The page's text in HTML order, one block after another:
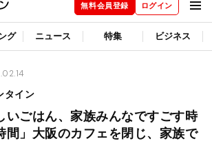
無料会員登録 ログイン
グ ニュース 特集 ビジネス
タイン
いごはん、家族みんなですごす時
間」大阪のカフェを閉じ、家族で